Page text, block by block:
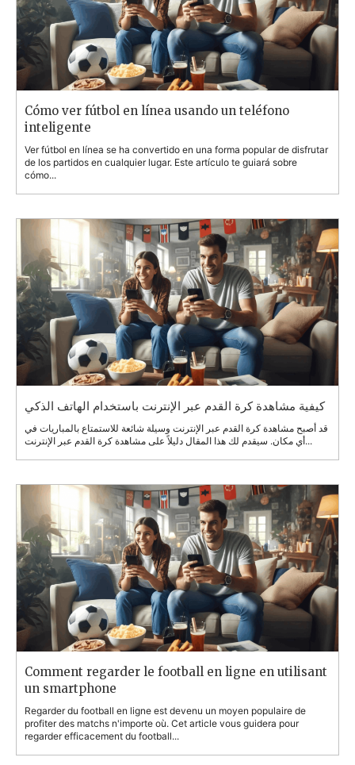
Cómo ver fútbol en línea usando un teléfono
inteligente
Ver fútbol en línea se ha convertido en una forma popular de disfrutar
de los partidos en cualquier lugar. Este artículo te guiará sobre
cómo...
كيفية مشاهدة كرة القدم عبر الإنترنت باستخدام الهاتف الذكي
قد أصبح مشاهدة كرة القدم عبر الإنترنت وسيلة شائعة للاستمتاع بالمباريات في
أي مكان. سيقدم لك هذا المقال دليلاً على مشاهدة كرة القدم عبر الإنترنت...
Comment regarder le football en ligne en utilisant
un smartphone
Regarder du football en ligne est devenu un moyen populaire de
profiter des matchs n'importe où. Cet article vous guidera pour
regarder efficacement du football...